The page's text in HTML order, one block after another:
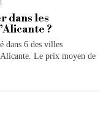
dans les
?
dans 6 des villes
Le prix moyen de